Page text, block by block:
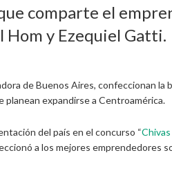
comparte el
Hom y Ezequiel Gatti.
de Buenos Aires, confeccionan la
planean expandirse a Centroamérica.
del país en el concurso “
a los mejores emprendedores